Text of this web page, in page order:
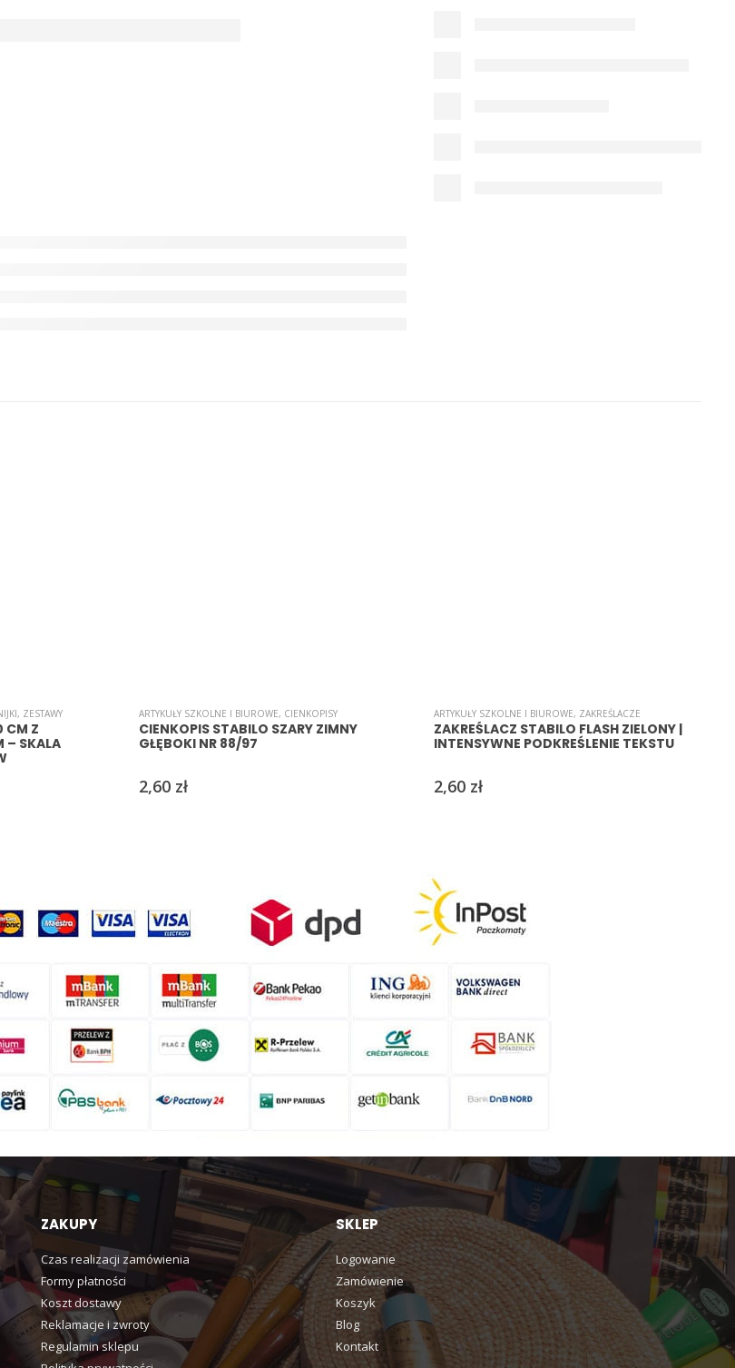
, ZESTAWY
CM Z
– SKALA
ARTYKUŁY SZKOLNE I BIUROWE, CIENKOPISY
CIENKOPIS STABILO SZARY ZIMNY
GŁĘBOKI NR 88/97
2,60 zł
ARTYKUŁY SZKOLNE I BIUROWE, ZAKREŚLACZE
ZAKREŚLACZ STABILO FLASH ZIELONY |
INTENSYWNE PODKREŚLENIE TEKSTU
2,60 zł
ZAKUPY
Czas realizacji zamówienia
Formy płatności
Koszt dostawy
Reklamacje i zwroty
Regulamin sklepu
SKLEP
Logowanie
Zamówienie
Koszyk
Blog
Kontakt